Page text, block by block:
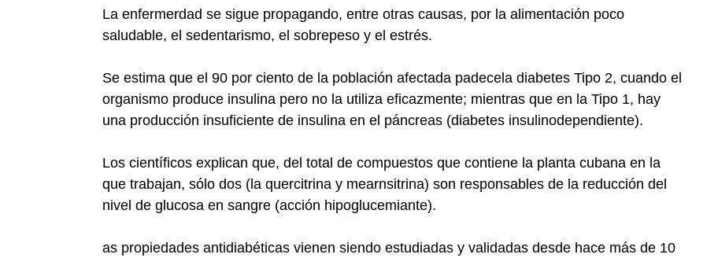
La enfermerdad se sigue propagando, entre otras causas, por la alimentación poco
saludable, el sedentarismo, el sobrepeso y el estrés.
Se estima que el 90 por ciento de la población afectada padecela diabetes Tipo 2, cuando el
organismo produce insulina pero no la utiliza eficazmente; mientras que en la Tipo 1, hay
una producción insuficiente de insulina en el páncreas (diabetes insulinodependiente).
Los científicos explican que, del total de compuestos que contiene la planta cubana en la
que trabajan, sólo dos (la quercitrina y mearnsitrina) son responsables de la reducción del
nivel de glucosa en sangre (acción hipoglucemiante).
as propiedades antidiabéticas vienen siendo estudiadas y validadas desde hace más de 10